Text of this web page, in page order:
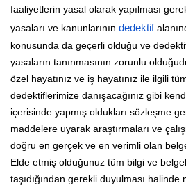
faaliyetlerin yasal olarak yapılması
yasaları ve kanunlarının dedektif
konusunda da geçerli olduğu ve
yasaların tanınmasının zorunlu
özel hayatınız ve iş hayatınız ile ilgili
dedektiflerimize danışacağınız gibi
içerisinde yapmış oldukları sözleşme
maddelere uyarak araştırmaları ve
doğru en gerçek ve en verimli olan
Elde etmiş olduğunuz tüm bilgi ve
taşıdığından gerekli duyulması